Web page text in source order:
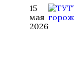
15
мая
2026